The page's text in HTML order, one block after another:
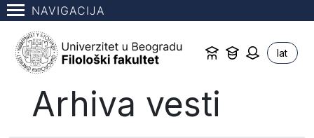
NAVIGACIJA
lat
Arhiva vesti